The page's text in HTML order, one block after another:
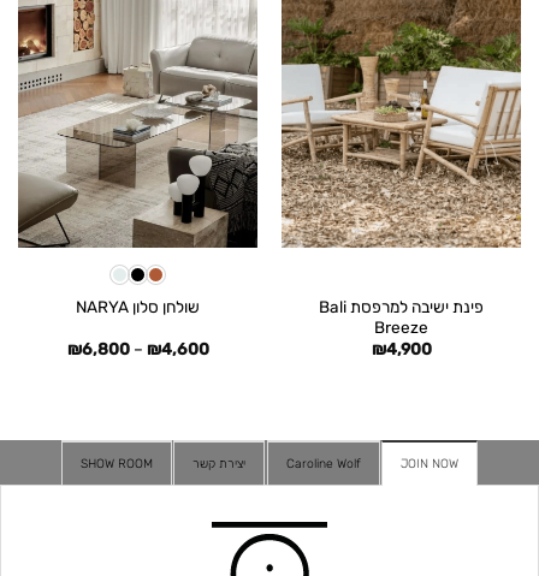
פינת ישיבה למרפסת Bali
Breeze
₪4,900
שולחן סלון NARYA
₪4,600
–
₪6,800
JOIN NOW
Caroline Wolf יצירת קשר SHOW ROOM